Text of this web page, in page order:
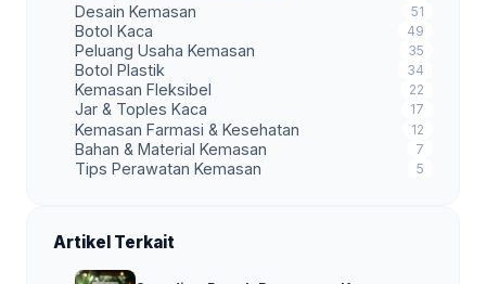
Desain Kemasan 51
Botol Kaca 49
Peluang Usaha Kemasan 35
Botol Plastik 34
Kemasan Fleksibel 22
Jar & Toples Kaca 17
Kemasan Farmasi & Kesehatan 12
Bahan & Material Kemasan 7
Tips Perawatan Kemasan 5
Artikel Terkait